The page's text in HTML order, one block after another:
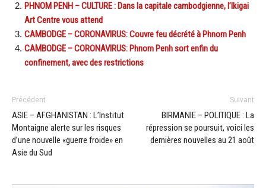
PHNOM PENH – CULTURE : Dans la capitale cambodgienne, l’Ikigai
Art Centre vous attend
CAMBODGE – CORONAVIRUS: Couvre feu décrété à Phnom Penh
CAMBODGE – CORONAVIRUS: Phnom Penh sort enfin du
confinement, avec des restrictions
Précédent
ASIE – AFGHANISTAN : L’Institut
Montaigne alerte sur les risques
d’une nouvelle «guerre froide» en
Asie du Sud
Suivant
BIRMANIE – POLITIQUE : La
répression se poursuit, voici les
dernières nouvelles au 21 août